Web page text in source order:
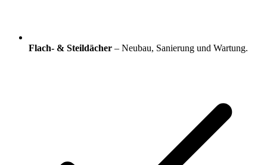
Flach- & Steildächer – Neubau, Sanierung und Wartung.